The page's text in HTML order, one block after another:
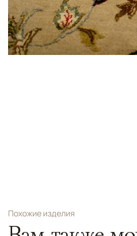
Похожие изделия